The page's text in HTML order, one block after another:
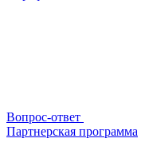
Вопрос-ответ
Партнерская программа